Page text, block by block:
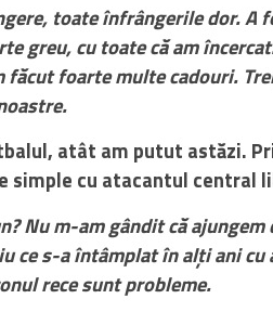
toate înfrângerile dor. A
greu, cu toate că am
făcut foarte multe cadouri.
atât am putut astăzi.
simple cu atacantul central
Nu m-am gândit că
ce s-a întâmplat în alți ani
rece sunt probleme.